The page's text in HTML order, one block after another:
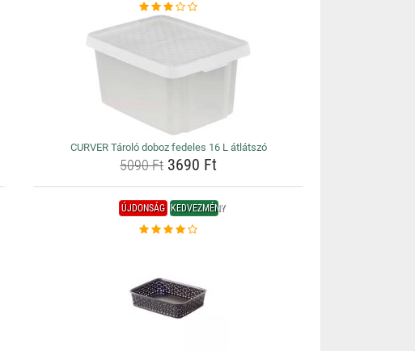
CURVER Tároló doboz fedeles 16 L átlátszó
5090 Ft 3690 Ft
ÚJDONSÁG KEDVEZMÉNY